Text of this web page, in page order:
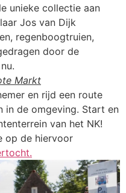
unieke collectie aan
Jos van Dijk
regenboogtruien,
door de
Markt
en rijd een route
in de omgeving. Start en
van het NK!
op de hiervoor